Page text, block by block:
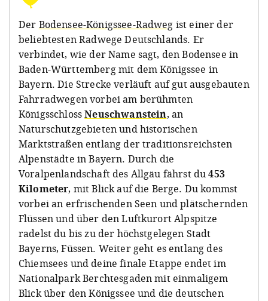
Der Bodensee-Königssee-Radweg ist einer der
beliebtesten Radwege Deutschlands. Er
verbindet, wie der Name sagt, den Bodensee in
Baden-Württemberg mit dem Königssee in
Bayern. Die Strecke verläuft auf gut ausgebauten
Fahrradwegen vorbei am berühmten
KönigsschlossNeuschwanstein, an
Naturschutzgebieten und historischen
Marktstraßen entlang der traditionsreichsten
Alpenstädte in Bayern. Durch die
Voralpenlandschaft des Allgäu fährst du453
Kilometer, mit Blick auf die Berge. Du kommst
vorbei an erfrischenden Seen und plätschernden
Flüssen und über den Luftkurort Alpspitze
radelst du bis zu der höchstgelegen Stadt
Bayerns, Füssen. Weiter geht es entlang des
Chiemsees und deine finale Etappe endet im
Nationalpark Berchtesgaden mit einmaligem
Blick über den Königssee und die deutschen